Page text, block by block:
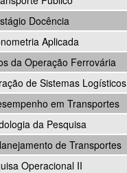
Docência
Aplicada
da Operação Ferrovária
de Sistemas Logísticos
em Transportes
da Pesquisa
de Transportes
Operacional II